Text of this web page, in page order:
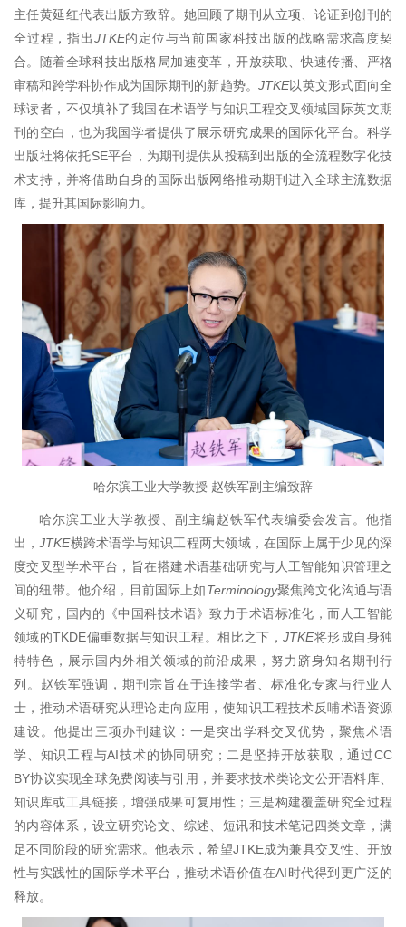
主任黄延红代表出版方致辞。她回顾了期刊从立项、论证到创刊的
全过程，指出JTKE的定位与当前国家科技出版的战略需求高度契
合。随着全球科技出版格局加速变革，开放获取、快速传播、严格
审稿和跨学科协作成为国际期刊的新趋势。JTKE以英文形式面向全
球读者，不仅填补了我国在术语学与知识工程交叉领域国际英文期
刊的空白，也为我国学者提供了展示研究成果的国际化平台。科学
出版社将依托SE平台，为期刊提供从投稿到出版的全流程数字化技
术支持，并将借助自身的国际出版网络推动期刊进入全球主流数据
库，提升其国际影响力。
哈尔滨工业大学教授 赵铁军副主编致辞
哈尔滨工业大学教授、副主编赵铁军代表编委会发言。他指
出，JTKE横跨术语学与知识工程两大领域，在国际上属于少见的深
度交叉型学术平台，旨在搭建术语基础研究与人工智能知识管理之
间的纽带。他介绍，目前国际上如Terminology聚焦跨文化沟通与语
义研究，国内的《中国科技术语》致力于术语标准化，而人工智能
领域的TKDE偏重数据与知识工程。相比之下，JTKE将形成自身独
特特色，展示国内外相关领域的前沿成果，努力跻身知名期刊行
列。赵铁军强调，期刊宗旨在于连接学者、标准化专家与行业人
士，推动术语研究从理论走向应用，使知识工程技术反哺术语资源
建设。他提出三项办刊建议：一是突出学科交叉优势，聚焦术语
学、知识工程与AI技术的协同研究；二是坚持开放获取，通过CC
BY协议实现全球免费阅读与引用，并要求技术类论文公开语料库、
知识库或工具链接，增强成果可复用性；三是构建覆盖研究全过程
的内容体系，设立研究论文、综述、短讯和技术笔记四类文章，满
足不同阶段的研究需求。他表示，希望JTKE成为兼具交叉性、开放
性与实践性的国际学术平台，推动术语价值在AI时代得到更广泛的
释放。